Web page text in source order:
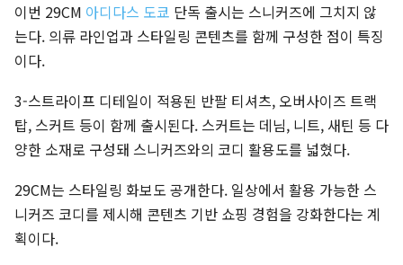
이번 29CM 아디다스 도쿄 단독 출시는 스니커즈에 그치지 않
는다. 의류 라인업과 스타일링 콘텐츠를 함께 구성한 점이 특징
이다.
3-스트라이프 디테일이 적용된 반팔 티셔츠, 오버사이즈 트랙
탑, 스커트 등이 함께 출시된다. 스커트는 데님, 니트, 새틴 등 다
양한 소재로 구성돼 스니커즈와의 코디 활용도를 넓혔다.
29CM는 스타일링 화보도 공개한다. 일상에서 활용 가능한 스
니커즈 코디를 제시해 콘텐츠 기반 쇼핑 경험을 강화한다는 계
획이다.